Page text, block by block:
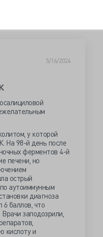
5/16/2024
у которой
На 98-й день после
ферментов 4-й
печени, но
острый
аутоиммунным
диагноза
баллов, что
заподозрили,
кислоту и